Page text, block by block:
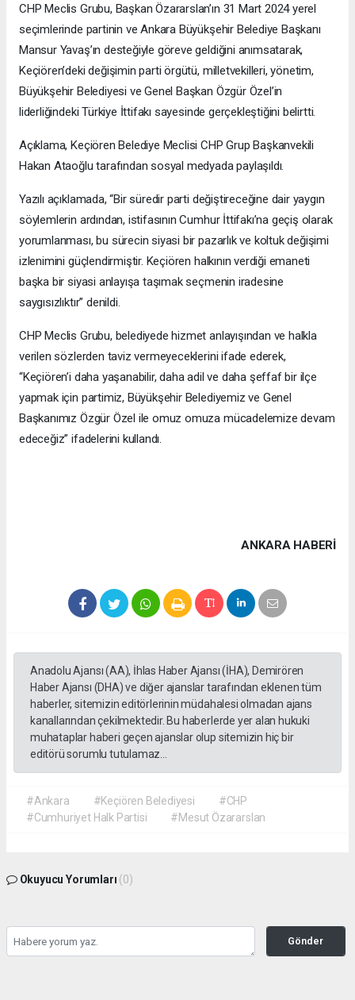
CHP Meclis Grubu, Başkan Özararslan’ın 31 Mart 2024 yerel
seçimlerinde partinin ve Ankara Büyükşehir Belediye Başkanı
Mansur Yavaş’ın desteğiyle göreve geldiğini anımsatarak,
Keçiören’deki değişimin parti örgütü, milletvekilleri, yönetim,
Büyükşehir Belediyesi ve Genel Başkan Özgür Özel’in
liderliğindeki Türkiye İttifakı sayesinde gerçekleştiğini belirtti.
Açıklama, Keçiören Belediye Meclisi CHP Grup Başkanvekili
Hakan Ataoğlu tarafından sosyal medyada paylaşıldı.
Yazılı açıklamada, “Bir süredir parti değiştireceğine dair yaygın
söylemlerin ardından, istifasının Cumhur İttifakı’na geçiş olarak
yorumlanması, bu sürecin siyasi bir pazarlık ve koltuk değişimi
izlenimini güçlendirmiştir. Keçiören halkının verdiği emaneti
başka bir siyasi anlayışa taşımak seçmenin iradesine
saygısızlıktır” denildi.
CHP Meclis Grubu, belediyede hizmet anlayışından ve halkla
verilen sözlerden taviz vermeyeceklerini ifade ederek,
“Keçiören’i daha yaşanabilir, daha adil ve daha şeffaf bir ilçe
yapmak için partimiz, Büyükşehir Belediyemiz ve Genel
Başkanımız Özgür Özel ile omuz omuza mücadelemize devam
edeceğiz” ifadelerini kullandı.
ANKARA HABERİ
Anadolu Ajansı (AA), İhlas Haber Ajansı (İHA), Demirören
Haber Ajansı (DHA) ve diğer ajanslar tarafından eklenen tüm
haberler, sitemizin editörlerinin müdahalesi olmadan ajans
kanallarından çekilmektedir. Bu haberlerde yer alan hukuki
muhataplar haberi geçen ajanslar olup sitemizin hiç bir
editörü sorumlu tutulamaz...
#Ankara #Keçiören Belediyesi
#CHP
#Cumhuriyet Halk Partisi
#Mesut Özararslan
Okuyucu Yorumları (0)
Gönder